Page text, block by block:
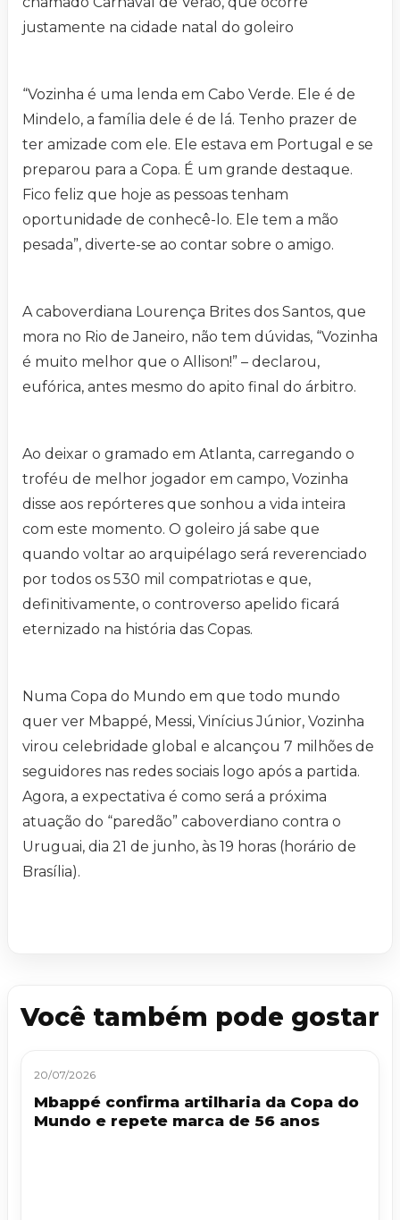
justamente na cidade natal do goleiro
“Vozinha é uma lenda em Cabo Verde. Ele é de
Mindelo, a família dele é de lá. Tenho prazer de
ter amizade com ele. Ele estava em Portugal e se
preparou para a Copa. É um grande destaque.
Fico feliz que hoje as pessoas tenham
oportunidade de conhecê-lo. Ele tem a mão
pesada”, diverte-se ao contar sobre o amigo.
A caboverdiana Lourença Brites dos Santos, que
mora no Rio de Janeiro, não tem dúvidas, “Vozinha
é muito melhor que o Allison!” – declarou,
eufórica, antes mesmo do apito final do árbitro.
Ao deixar o gramado em Atlanta, carregando o
troféu de melhor jogador em campo, Vozinha
disse aos repórteres que sonhou a vida inteira
com este momento. O goleiro já sabe que
quando voltar ao arquipélago será reverenciado
por todos os 530 mil compatriotas e que,
definitivamente, o controverso apelido ficará
eternizado na história das Copas.
Numa Copa do Mundo em que todo mundo
quer ver Mbappé, Messi, Vinícius Júnior, Vozinha
virou celebridade global e alcançou 7 milhões de
seguidores nas redes sociais logo após a partida.
Agora, a expectativa é como será a próxima
atuação do “paredão” caboverdiano contra o
Uruguai, dia 21 de junho, às 19 horas (horário de
Brasília).
Você também pode gostar
20/07/2026
Mbappé confirma artilharia da Copa do
Mundo e repete marca de 56 anos